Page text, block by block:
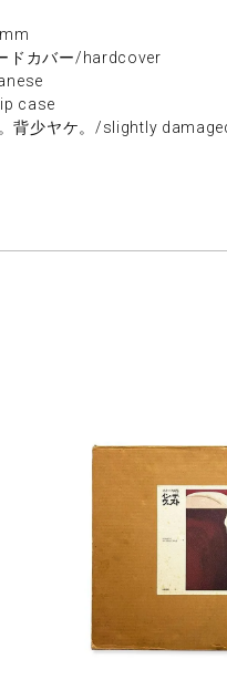
ドカバー/hardcover
case
背少ヤケ。/slightly